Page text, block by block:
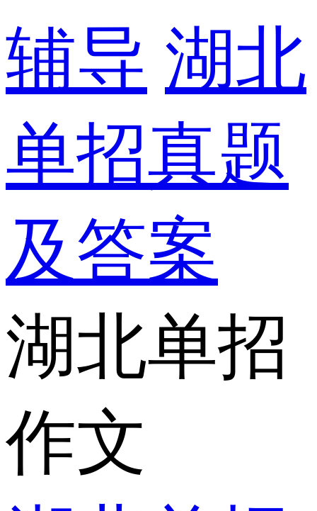
辅导 湖北
单招真题
及答案
湖北单招
作文